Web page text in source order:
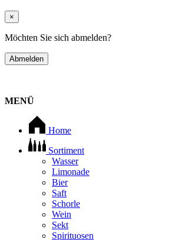
×
Möchten Sie sich abmelden?
Abmelden
MENÜ
Home
Sortiment
Wasser
Limonade
Bier
Saft
Schorle
Wein
Sekt
Spirituosen